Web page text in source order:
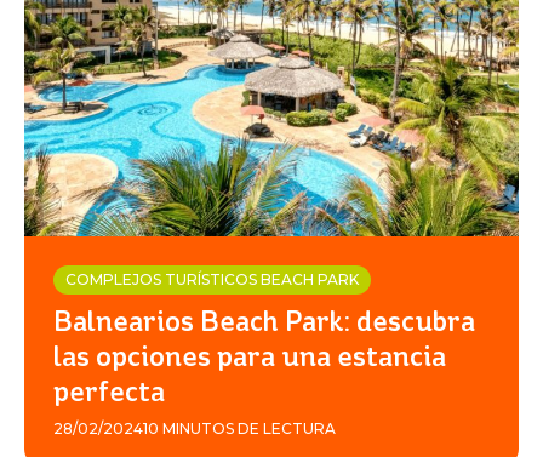
COMPLEJOS TURÍSTICOS BEACH PARK
Balnearios Beach Park: descubra
las opciones para una estancia
perfecta
28/02/202410 MINUTOS DE LECTURA